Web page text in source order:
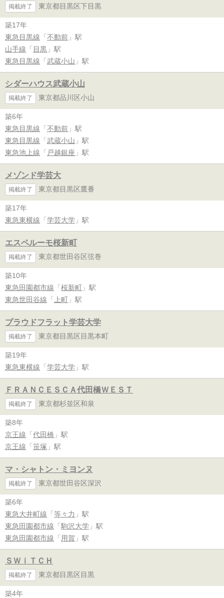
掲載終了 東京都目黒区下目黒
築17年
東急目黒線 「 不動前 」駅
山手線 「 目黒 」駅
東急目黒線 「 武蔵小山 」駅
シダーハウス武蔵小山
掲載終了 東京都品川区小山
築6年
東急目黒線 「 不動前 」駅
東急目黒線 「 武蔵小山 」駅
東急池上線 「 戸越銀座 」駅
メゾンド学芸大
掲載終了 東京都目黒区鷹番
築17年
東急東横線 「 学芸大学 」駅
エスペルーモ桜新町
掲載終了 東京都世田谷区弦巻
築10年
東急田園都市線 「 桜新町 」駅
東急世田谷線 「 上町 」駅
プラウドフラット学芸大学
掲載終了 東京都目黒区目黒本町
築19年
東急東横線 「 学芸大学 」駅
ＦＲＡＮＣＥＳＣＡ代田橋ＷＥＳＴ
掲載終了 東京都杉並区和泉
築8年
京王線 「 代田橋 」駅
京王線 「 笹塚 」駅
マ・シャトン・ミヨンヌ
掲載終了 東京都世田谷区深沢
築6年
東急大井町線 「 等々力 」駅
東急田園都市線 「 駒沢大学 」駅
東急田園都市線 「 用賀 」駅
ＳＷｉＴＣＨ
掲載終了 東京都目黒区目黒
築4年